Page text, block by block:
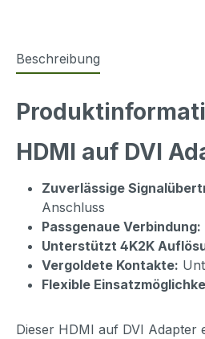
Beschreibung
HDMI auf DVI
Zuverlässige
Anschluss
Passgenaue Verbindung:
Unterstützt 4K2K
Vergoldete Kontakte:
Flexible
Dieser HDMI auf DVI Adapter